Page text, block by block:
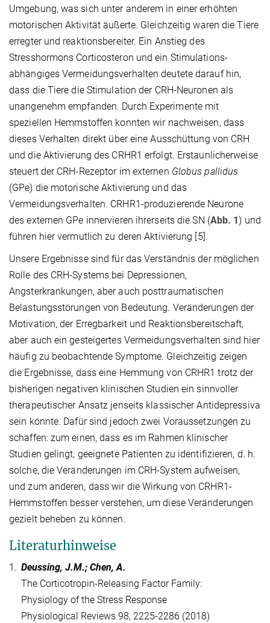
Umgebung, was sich unter anderem in einer erhöhten
motorischen Aktivität äußerte. Gleichzeitig waren die Tiere
erregter und reaktionsbereiter. Ein Anstieg des
Stresshormons Corticosteron und ein Stimulations-
abhängiges Vermeidungsverhalten deutete darauf hin,
dass die Tiere die Stimulation der CRH-Neuronen als
unangenehm empfanden. Durch Experimente mit
speziellen Hemmstoffen konnten wir nachweisen, dass
dieses Verhalten direkt über eine Ausschüttung von CRH
und die Aktivierung des CRHR1 erfolgt. Erstaunlicherweise
steuert der CRH-Rezeptor im externen Globus pallidus
(GPe) die motorische Aktivierung und das
Vermeidungsverhalten. CRHR1-produzierende Neurone
des externen GPe innervieren ihrerseits die SN (Abb. 1) und
führen hier vermutlich zu deren Aktivierung [5].
Unsere Ergebnisse sind für das Verständnis der möglichen
Rolle des CRH-Systems bei Depressionen,
Angsterkrankungen, aber auch posttraumatischen
Belastungsstörungen von Bedeutung. Veränderungen der
Motivation, der Erregbarkeit und Reaktionsbereitschaft,
aber auch ein gesteigertes Vermeidungsverhalten sind hier
häufig zu beobachtende Symptome. Gleichzeitig zeigen
die Ergebnisse, dass eine Hemmung von CRHR1 trotz der
bisherigen negativen klinischen Studien ein sinnvoller
therapeutischer Ansatz jenseits klassischer Antidepressiva
sein könnte. Dafür sind jedoch zwei Voraussetzungen zu
schaffen: zum einen, dass es im Rahmen klinischer
Studien gelingt, geeignete Patienten zu identifizieren, d. h.
solche, die Veränderungen im CRH-System aufweisen,
und zum anderen, dass wir die Wirkung von CRHR1-
Hemmstoffen besser verstehen, um diese Veränderungen
gezielt beheben zu können.
Literaturhinweise
1. Deussing, J.M.; Chen, A.
The Corticotropin-Releasing Factor Family:
Physiology of the Stress Response
Physiological Reviews 98, 2225-2286 (2018)